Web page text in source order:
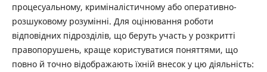
процесуальному, криміналістичному або оперативно-
розшуковому розумінні. Для оцінювання роботи
відповідних підрозділів, що беруть участь у розкритті
правопорушень, краще користуватися поняттями, що
повно й точно відображають їхній внесок у цю діяльність: